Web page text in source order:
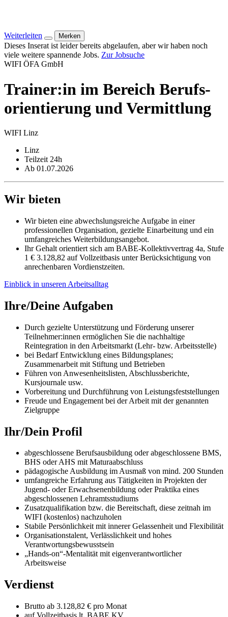
Weiterleiten Merken
Dieses Inserat ist leider bereits abgelaufen, aber wir haben noch
viele weitere spannende Jobs. Zur Jobsuche
WIFI ÖFA GmbH
Trainer:in im Bereich Berufs­
orientierung und Vermittlung
WIFI Linz
Linz
Teilzeit 24h
Ab 01.07.2026
Wir bieten
Wir bieten eine abwechslungsreiche Aufgabe in einer
professionellen Organisation, gezielte Einarbeitung und ein
umfangreiches Weiterbildungsangebot.
Ihr Gehalt orientiert sich am BABE-Kollektivvertrag 4a, Stufe
1 € 3.128,82 auf Vollzeitbasis unter Berücksichtigung von
anrechenbaren Vordienstzeiten.
Einblick in unseren Arbeitsalltag
Ihre/Deine Aufgaben
Durch gezielte Unterstützung und Förderung unserer
Teilnehmer:innen ermöglichen Sie die nachhaltige
Reintegration in den Arbeitsmarkt (Lehr- bzw. Arbeitsstelle)
bei Bedarf Entwicklung eines Bildungsplanes;
Zusammenarbeit mit Stiftung und Betrieben
Führen von Anwesenheitslisten, Abschlussberichte,
Kursjournale usw.
Vorbereitung und Durchführung von Leistungsfeststellungen
Freude und Engagement bei der Arbeit mit der genannten
Zielgruppe
Ihr/Dein Profil
abgeschlossene Berufsausbildung oder abgeschlossene BMS,
BHS oder AHS mit Maturaabschluss
pädagogische Ausbildung im Ausmaß von mind. 200 Stunden
umfangreiche Erfahrung aus Tätigkeiten in Projekten der
Jugend- oder Erwachsenenbildung oder Praktika eines
abgeschlossenen Lehramtsstudiums
Zusatzqualifikation bzw. die Bereitschaft, diese zeitnah im
WIFI (kostenlos) nachzuholen
Stabile Persönlichkeit mit innerer Gelassenheit und Flexibilität
Organisationstalent, Verlässlichkeit und hohes
Verantwortungsbewusstsein
„Hands-on“-Mentalität mit eigenverantwortlicher
Arbeitsweise
Verdienst
Brutto ab 3.128,82 € pro Monat